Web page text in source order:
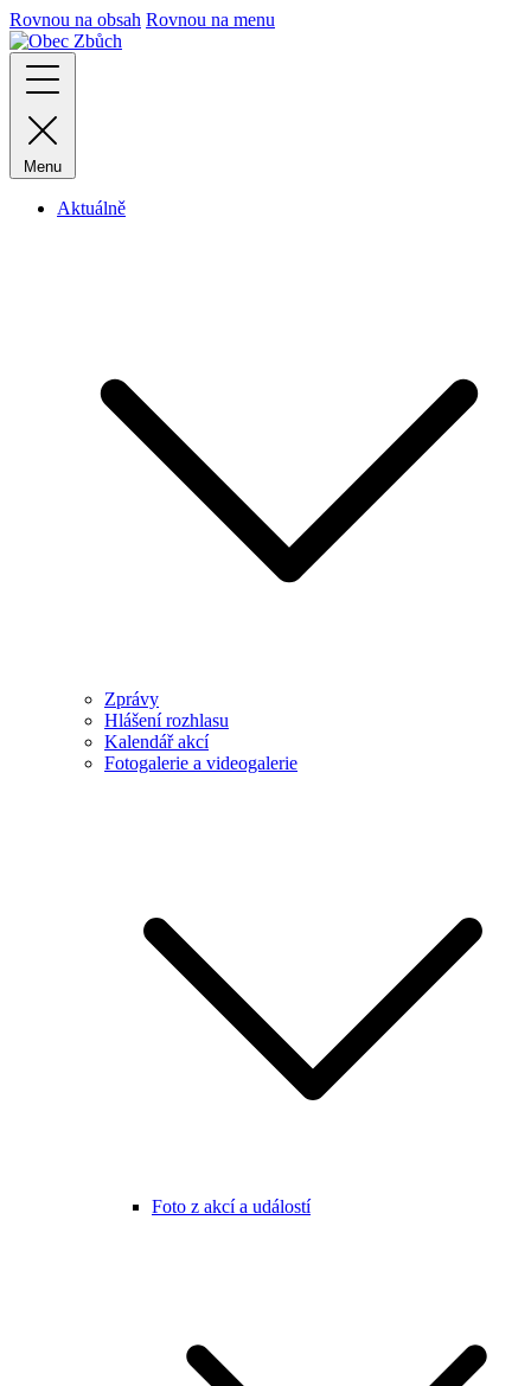
Rovnou na obsah Rovnou na menu
Menu
Aktuálně
Zprávy
Hlášení rozhlasu
Kalendář akcí
Fotogalerie a videogalerie
Foto z akcí a událostí